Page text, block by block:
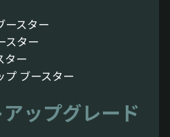
ースター
スター
ター
プ ブースター
ップグレード